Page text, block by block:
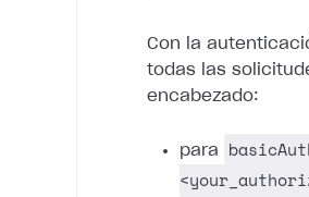
Con la
todas las
encabezado:
para